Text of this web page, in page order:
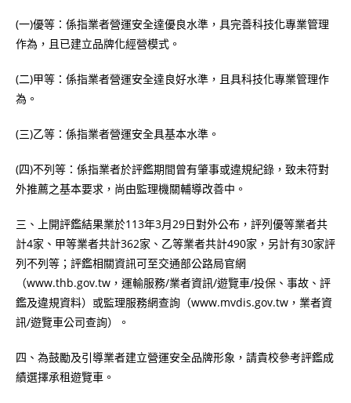
(一)優等：係指業者營運安全達優良水準，具完善科技化專業管理
作為，且已建立品牌化經營模式。
(二)甲等：係指業者營運安全達良好水準，且具科技化專業管理作
為。
(三)乙等：係指業者營運安全具基本水準。
(四)不列等：係指業者於評鑑期間曾有肇事或違規紀錄，致未符對
外推薦之基本要求，尚由監理機關輔導改善中。
三、上開評鑑結果業於113年3月29日對外公布，評列優等業者共
計4家、甲等業者共計362家、乙等業者共計490家，另計有30家評
列不列等；評鑑相關資訊可至交通部公路局官網
（www.thb.gov.tw，運輸服務/業者資訊/遊覽車/投保、事故、評
鑑及違規資料）或監理服務網查詢（www.mvdis.gov.tw，業者資
訊/遊覽車公司查詢）。
四、為鼓勵及引導業者建立營運安全品牌形象，請貴校參考評鑑成
績選擇承租遊覽車。